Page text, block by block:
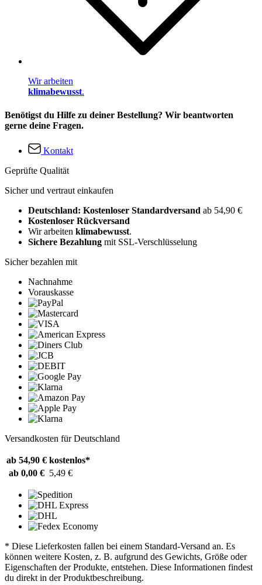
Wir arbeiten
klimabewusst.
Benötigst du Hilfe zu deiner Bestellung? Wir beantworten
gerne deine Fragen.
Kontakt
Geprüfte Qualität
Sicher und vertraut einkaufen
Deutschland: Kostenloser Standardversand ab 54,90 €
Kostenloser Rückversand
Wir arbeiten klimabewusst.
Sichere Bezahlung mit SSL-Verschlüsselung
Sicher bezahlen mit
Nachnahme
Vorauskasse
Versandkosten für Deutschland
ab 54,90 € kostenlos*
ab 0,00 € 5,49 €
* Diese Lieferkosten fallen bei einem Standard-Versand an. Es
können weitere Kosten, z. B. aufgrund des Gewichts, Größe oder
Eigenschaften der Produkte, entstehen. Diese Informationen findest
du direkt in der Produktbeschreibung.